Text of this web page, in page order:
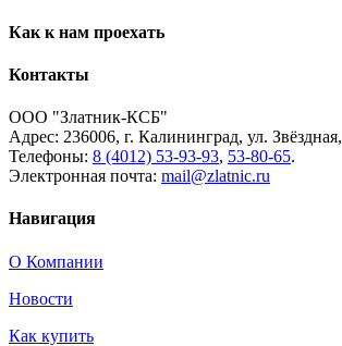
Как к нам проехать
Контакты
ООО "Златник-КСБ"
Адрес: 236006, г. Калининград, ул. Звёздная,
Телефоны: 8 (4012) 53-93-93, 53-80-65.
Электронная почта: mail@zlatnic.ru
Навигация
О Компании
Новости
Как купить